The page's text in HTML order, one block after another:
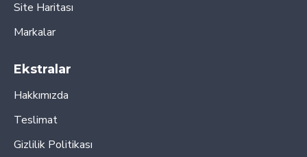
Site Haritası
Markalar
Ekstralar
Hakkımızda
Teslimat
Gizlilik Politikası